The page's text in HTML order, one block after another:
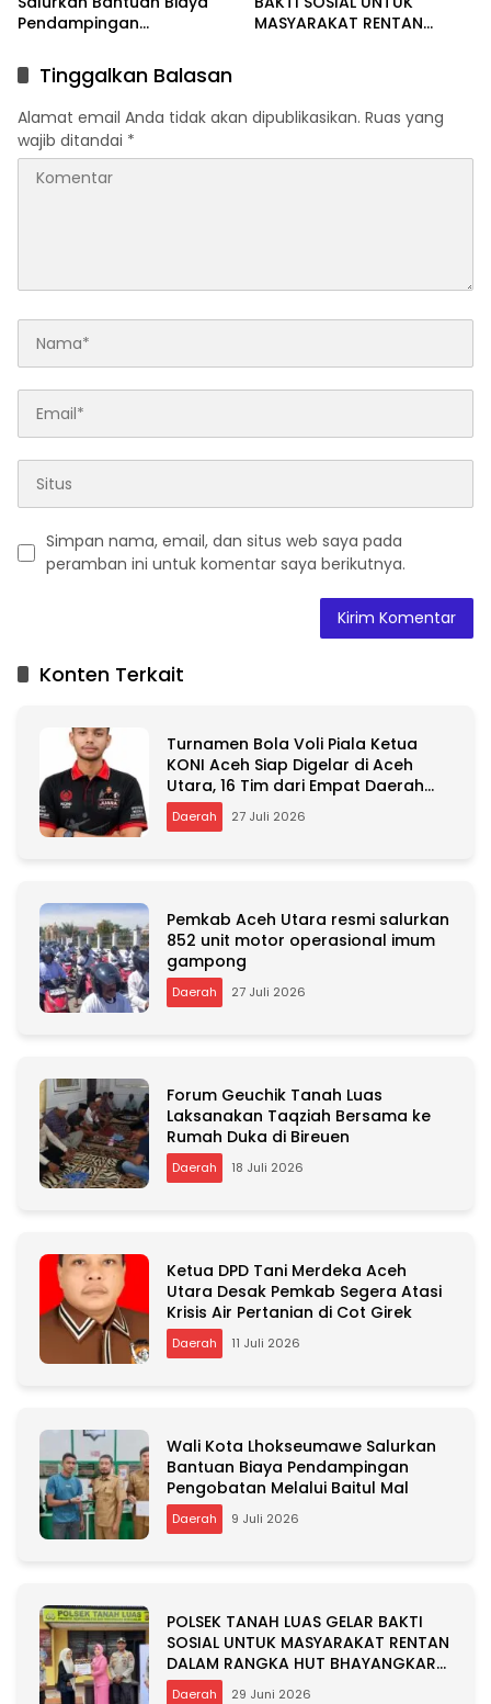
Pendampingan
Mal
MASYARAKAT RENTAN
Tinggalkan Balasan
Alamat email Anda tidak akan dipublikasikan. Ruas yang
wajib ditandai *
Simpan nama, email, dan situs web saya pada
peramban ini untuk komentar saya berikutnya.
e Konten Terkait
Turnamen Bola Voli Piala Ketua
KONI Aceh Siap Digelar di Aceh
Utara, 16 Tim dari Empat Daerah
Ambil Bagian
Daerah 27 Juli 2026
Pemkab Aceh Utara resmi salurkan
852 unit motor operasional imum
gampong
Daerah 27 Juli 2026
Forum Geuchik Tanah Luas
Laksanakan Taqziah Bersama ke
Rumah Duka di Bireuen
Daerah 18 Juli 2026
Ketua DPD Tani Merdeka Aceh
Utara Desak Pemkab Segera Atasi
Krisis Air Pertanian di Cot Girek
Daerah 11 Juli 2026
Wali Kota Lhokseumawe Salurkan
Bantuan Biaya Pendampingan
Pengobatan Melalui Baitul Mal
Daerah 9 Juli 2026
POLSEK TANAH LUAS GELAR BAKTI
SOSIAL UNTUK MASYARAKAT RENTAN
DALAM RANGKA HUT BHAYANGKARA
KE-80
Daerah 29 Juni 2026